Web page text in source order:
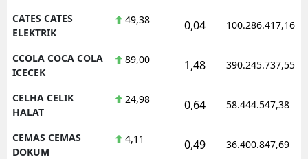
CATES CATES
ELEKTRIK
49,38 0,04 100.286.417,16
CCOLA COCA COLA
ICECEK
89,00 1,48 390.245.737,55
CELHA CELIK
HALAT
24,98 0,64 58.444.547,38
CEMAS CEMAS
DOKUM
4,11 0,49 36.400.847,69